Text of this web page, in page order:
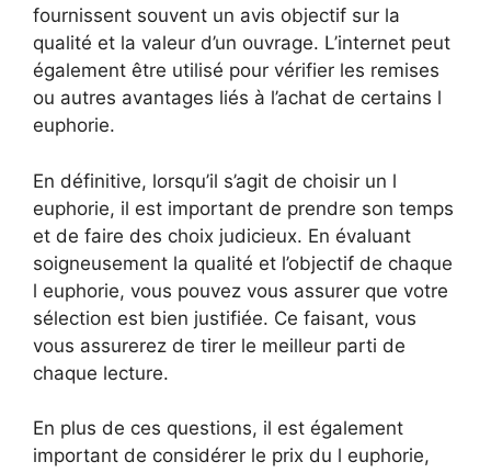
fournissent souvent un avis objectif sur la
qualité et la valeur d’un ouvrage. L’internet peut
également être utilisé pour vérifier les remises
ou autres avantages liés à l’achat de certains l
euphorie.
En définitive, lorsqu’il s’agit de choisir un l
euphorie, il est important de prendre son temps
et de faire des choix judicieux. En évaluant
soigneusement la qualité et l’objectif de chaque
l euphorie, vous pouvez vous assurer que votre
sélection est bien justifiée. Ce faisant, vous
vous assurerez de tirer le meilleur parti de
chaque lecture.
En plus de ces questions, il est également
important de considérer le prix du l euphorie,